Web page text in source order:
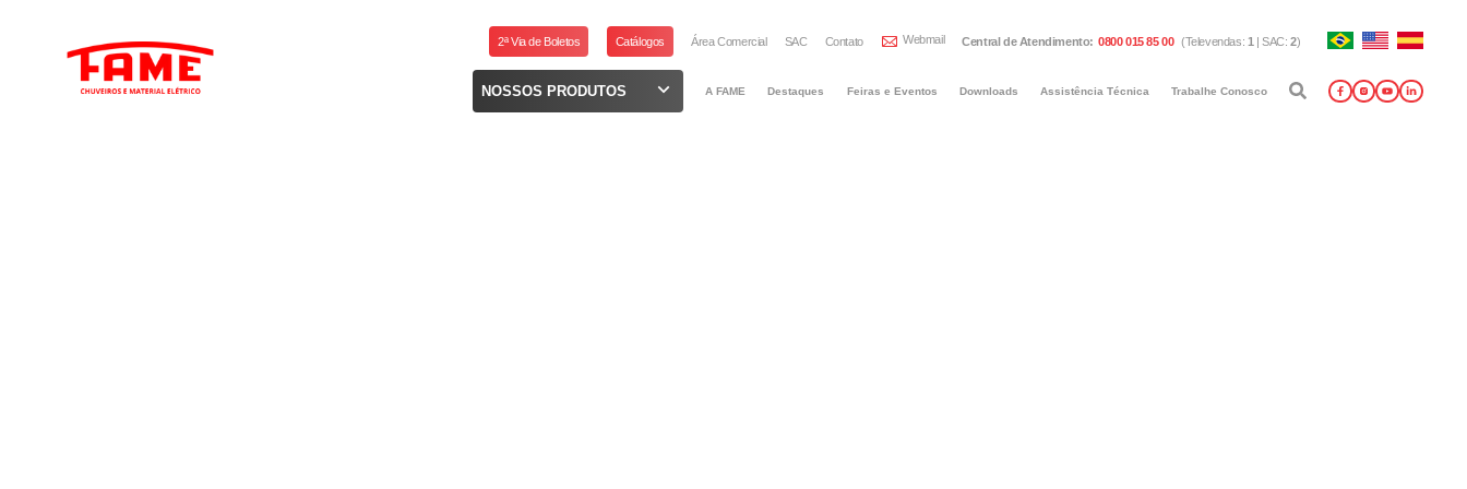
2ª Via de Boletos Catálogos Área Comercial SAC Contato Webmail Central de Atendimento: 0800 015 85 00 (Televendas: 1 |SAC: 2)
NOSSOS PRODUTOS A FAME Destaques Feiras e Eventos Downloads Assistência Técnica Trabalhe Conosco